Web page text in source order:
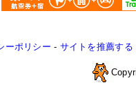
ーポリシー - サイトを推薦する